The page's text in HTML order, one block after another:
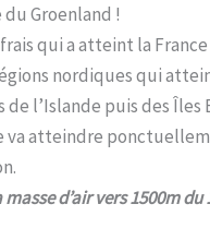
du Groenland !
qui a atteint la
nordiques qui
de l’Islande puis des
atteindre
d’air vers 1500m